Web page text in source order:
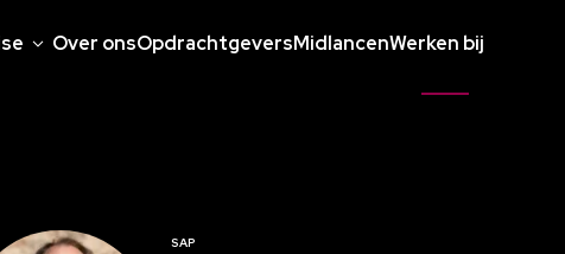
Over onsOpdrachtgeversMidlancenWerken bij
SAP